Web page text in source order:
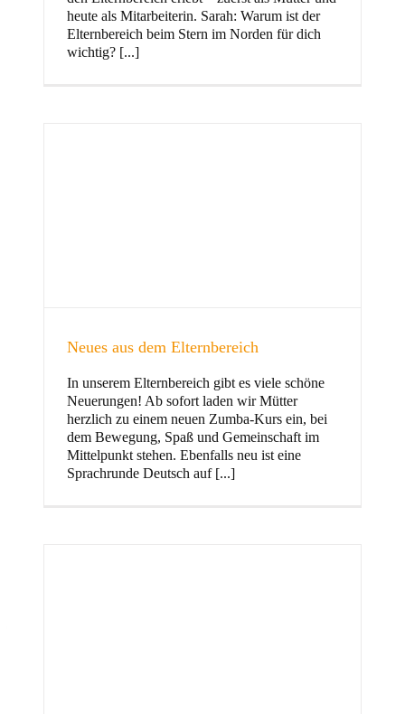
Kinder
heute als Mitarbeiterin. Sarah: Warum ist der
Elternbereich beim Stern im Norden für dich
wichtig? [...]
Neues aus dem Elternbereich
In unserem Elternbereich gibt es viele schöne
Neuerungen! Ab sofort laden wir Mütter
herzlich zu einem neuen Zumba-Kurs ein, bei
dem Bewegung, Spaß und Gemeinschaft im
Mittelpunkt stehen. Ebenfalls neu ist eine
Sprachrunde Deutsch auf [...]